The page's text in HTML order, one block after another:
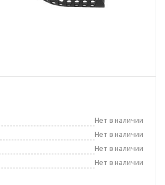
Нет в наличии
Нет в наличии
Нет в наличии
Нет в наличии